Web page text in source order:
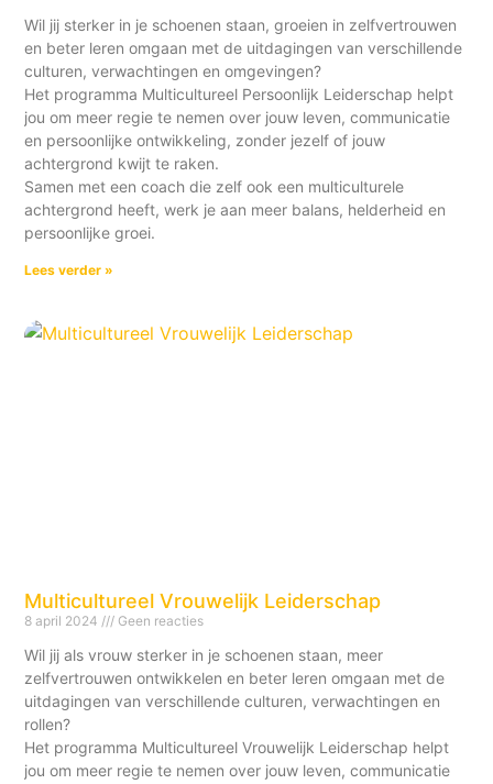
Wil jij sterker in je schoenen staan, groeien in zelfvertrouwen
en beter leren omgaan met de uitdagingen van verschillende
culturen, verwachtingen en omgevingen?
Het programma Multicultureel Persoonlijk Leiderschap helpt
jou om meer regie te nemen over jouw leven, communicatie
en persoonlijke ontwikkeling, zonder jezelf of jouw
achtergrond kwijt te raken.
Samen met een coach die zelf ook een multiculturele
achtergrond heeft, werk je aan meer balans, helderheid en
persoonlijke groei.
Lees verder »
Multicultureel Vrouwelijk Leiderschap
8 april 2024 Geen reacties
Wil jij als vrouw sterker in je schoenen staan, meer
zelfvertrouwen ontwikkelen en beter leren omgaan met de
uitdagingen van verschillende culturen, verwachtingen en
rollen?
Het programma Multicultureel Vrouwelijk Leiderschap helpt
jou om meer regie te nemen over jouw leven, communicatie